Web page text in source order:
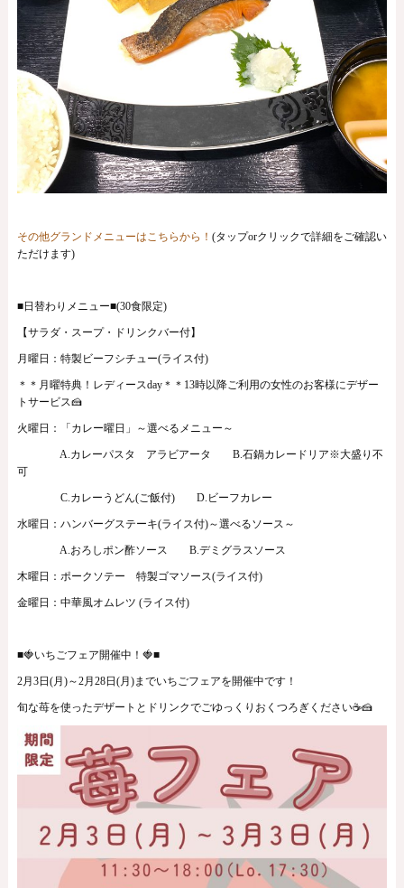
その他グランドメニューはこちらから！ (タップorクリックで詳細をご確認い
ただけます)
■日替わりメニュー■(30食限定)
【サラダ・スープ・ドリンクバー付】
月曜日：特製ビーフシチュー(ライス付)
＊＊月曜特典！レディースday＊＊13時以降ご利用の女性のお客様にデザー
トサービス🍰
火曜日：「カレー曜日」～選べるメニュー～
A.カレーパスタ アラビアータ B.石鍋カレードリア※大盛り不
可
C.カレーうどん(ご飯付) D.ビーフカレー
水曜日：ハンバーグステーキ(ライス付)～選べるソース～
A.おろしポン酢ソース B.デミグラスソース
木曜日：ポークソテー 特製ゴマソース(ライス付)
金曜日：中華風オムレツ (ライス付)
■🍓いちごフェア開催中！🍓■
2月3日(月)～2月28日(月)までいちごフェアを開催中です！
旬な苺を使ったデザートとドリンクでごゆっくりおくつろぎください☕🍰